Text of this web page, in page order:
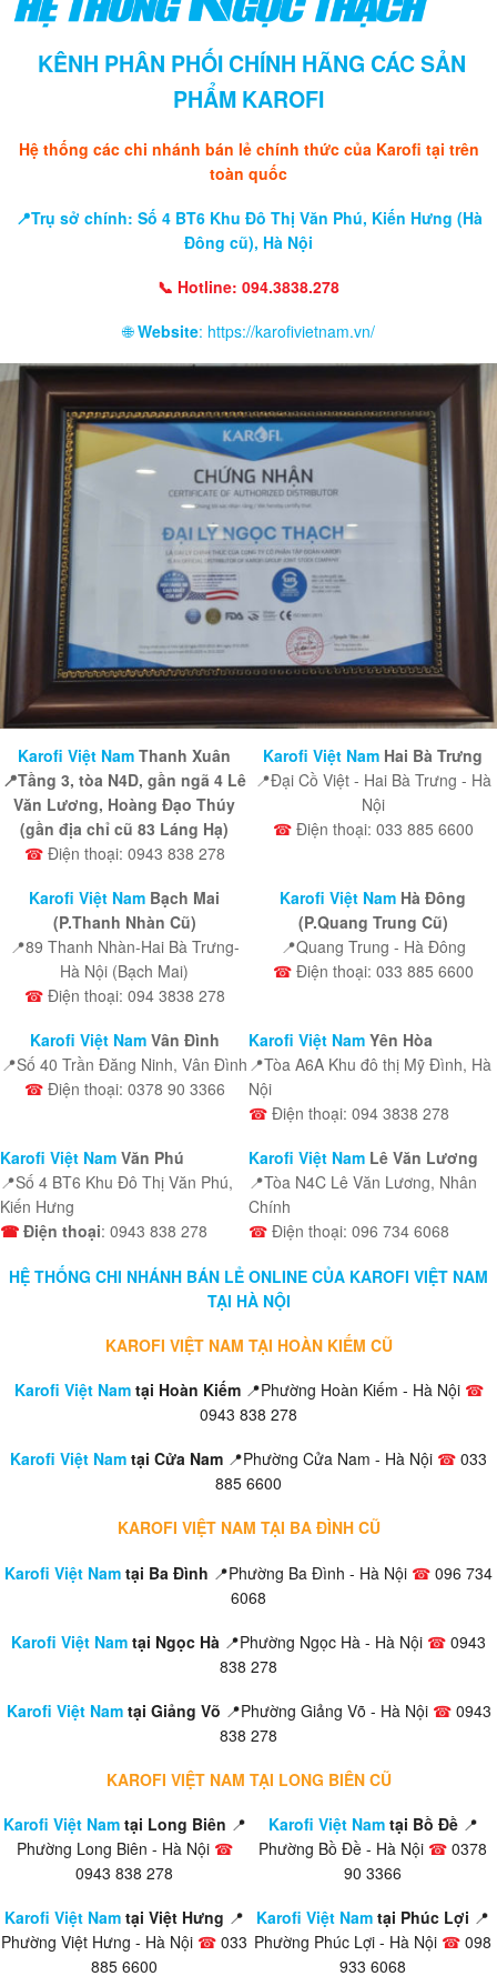
KÊNH PHÂN PHỐI CHÍNH HÃNG CÁC SẢN
PHẨM KAROFI
Hệ thống các chi nhánh bán lẻ chính thức của Karofi tại trên
toàn quốc
📍Trụ sở chính: Số 4 BT6 Khu Đô Thị Văn Phú, Kiến Hưng (Hà
Đông cũ), Hà Nội
📞 Hotline: 094.3838.278
🌐Website: https://karofivietnam.vn/
Karofi Việt Nam Thanh Xuân
📍Tầng 3, tòa N4D, gần ngã 4 Lê
Văn Lương, Hoàng Đạo Thúy
(gần địa chỉ cũ 83 Láng Hạ)
☎Điện thoại: 0943 838 278
Karofi Việt Nam Hai Bà Trưng
📍Đại Cồ Việt - Hai Bà Trưng - Hà
Nội
☎ Điện thoại: 033 885 6600
Karofi Việt Nam Bạch Mai
(P.Thanh Nhàn Cũ)
📍89 Thanh Nhàn-Hai Bà Trưng-
Hà Nội (Bạch Mai)
☎ Điện thoại: 094 3838 278
Karofi Việt Nam Hà Đông
(P.Quang Trung Cũ)
📍Quang Trung - Hà Đông
☎ Điện thoại: 033 885 6600
Karofi Việt NamVân Đình
📍Số 40 Trần Đăng Ninh, Vân Đình
☎ Điện thoại: 0378 90 3366
Karofi Việt Nam Yên Hòa
📍Tòa A6A Khu đô thị Mỹ Đình, Hà
Nội
☎ Điện thoại: 094 3838 278
Karofi Việt Nam Văn Phú
📍Số 4 BT6 Khu Đô Thị Văn Phú,
Kiến Hưng
☎ Điện thoại: 0943 838 278
Karofi Việt Nam Lê Văn Lương
📍Tòa N4C Lê Văn Lương, Nhân
Chính
☎ Điện thoại: 096 734 6068
HỆ THỐNG CHI NHÁNH BÁN LẺ ONLINE CỦA KAROFI VIỆT NAM
TẠI HÀ NỘI
KAROFI VIỆT NAM TẠI HOÀN KIẾM CŨ
Karofi Việt Namtại Hoàn Kiếm 📍Phường Hoàn Kiếm - Hà Nội ☎
0943 838 278
Karofi Việt Nam tại Cửa Nam 📍Phường Cửa Nam - Hà Nội ☎ 033
885 6600
KAROFI VIỆT NAM TẠI BA ĐÌNH CŨ
Karofi Việt Nam tại Ba Đình 📍Phường Ba Đình - Hà Nội ☎ 096 734
6068
Karofi Việt Nam tại Ngọc Hà 📍Phường Ngọc Hà - Hà Nội ☎ 0943
838 278
Karofi Việt Namtại Giảng Võ 📍Phường Giảng Võ - Hà Nội ☎0943
838 278
KAROFI VIỆT NAM TẠI LONG BIÊN CŨ
Karofi Việt Namtại Long Biên 📍
Phường Long Biên - Hà Nội ☎
0943 838 278
Karofi Việt Namtại Bồ Đề 📍
Phường Bồ Đề - Hà Nội ☎ 0378
90 3366
Karofi Việt Nam tại Việt Hưng 📍
Phường Việt Hưng - Hà Nội ☎ 033
885 6600
Karofi Việt Nam tại Phúc Lợi 📍
Phường Phúc Lợi - Hà Nội ☎ 098
933 6068